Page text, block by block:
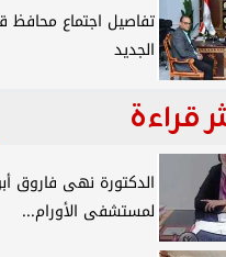
تفاصيل اجتماع محافظ
الجديد
قراءة
الدكتورة نهى فاروق
لمستشفى الأورام...